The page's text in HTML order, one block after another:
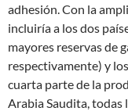
adhesión. Con la
incluiría a los dos
mayores reservas de
respectivamente) y
cuarta parte de la
Arabia Saudita, todas